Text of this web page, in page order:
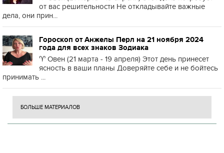
от вас решительности Не откладывайте важные
дела, они прин...
Гороскоп от Анжелы Перл на 21 ноября 2024
года для всех знаков Зодиака
♈️ Овен (21 марта - 19 апреля) Этот день принесет
ясность в ваши планы Доверяйте себе и не бойтесь
принимать ...
БОЛЬШЕ МАТЕРИАЛОВ